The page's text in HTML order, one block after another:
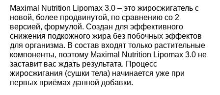
Maximal Nutrition Lipomax 3.0 – это жиросжигатель с
новой, более продвинутой, по сравнению со 2
версией, формулой. Создан для эффективного
снижения подкожного жира без побочных эффектов
для организма. В состав входят только растительные
компоненты, поэтому Maximal Nutrition Lipomax 3.0 не
заставит вас ждать результата. Процесс
жиросжигания (сушки тела) начинается уже при
первых приёмах данной добавки.